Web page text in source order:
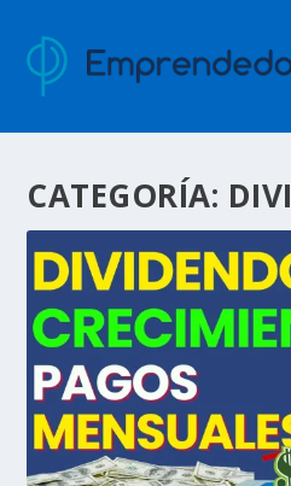
CATEGORÍA: